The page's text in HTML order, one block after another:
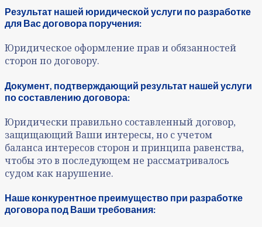
Результат нашей юридической услуги по разработке
для Вас договора поручения:
Юридическое оформление прав и обязанностей
сторон по договору.
Документ, подтверждающий результат нашей услуги
по составлению договора:
Юридически правильно составленный договор,
защищающий Ваши интересы, но с учетом
баланса интересов сторон и принципа равенства,
чтобы это в последующем не рассматривалось
судом как нарушение.
Наше конкурентное преимущество при разработке
договора под Ваши требования: